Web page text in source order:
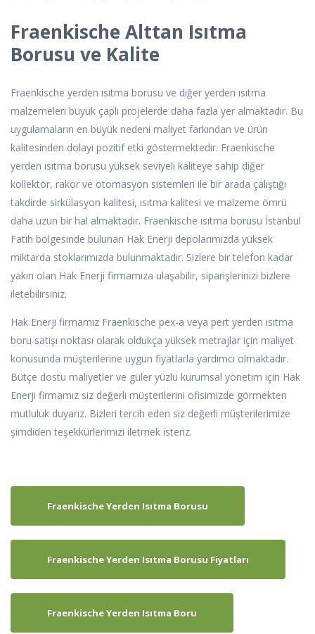
Fraenkische Alttan Isıtma
Borusu ve Kalite
Fraenkische yerden ısıtma borusu ve diğer yerden ısıtma
malzemeleri büyük çaplı projelerde daha fazla yer almaktadır. Bu
uygulamaların en büyük nedeni maliyet farkından ve ürün
kalitesinden dolayı pozitif etki göstermektedir. Fraenkische
yerden ısıtma borusu yüksek seviyeli kaliteye sahip diğer
kollektör, rakor ve otomasyon sistemleri ile bir arada çalıştığı
takdirde sirkülasyon kalitesi, ısıtma kalitesi ve malzeme ömrü
daha uzun bir hal almaktadır. Fraenkische ısıtma borusu İstanbul
Fatih bölgesinde bulunan Hak Enerji depolarımızda yüksek
miktarda stoklarımızda bulunmaktadır. Sizlere bir telefon kadar
yakın olan Hak Enerji firmamıza ulaşabilir, siparişlerinizi bizlere
iletebilirsiniz.
Hak Enerji firmamız Fraenkische pex-a veya pert yerden ısıtma
boru satışı noktası olarak oldukça yüksek metrajlar için maliyet
konusunda müşterilerine uygun fiyatlarla yardımcı olmaktadır.
Bütçe dostu maliyetler ve güler yüzlü kurumsal yönetim için Hak
Enerji firmamız siz değerli müşterilerini ofisimizde görmekten
mutluluk duyarız. Bizleri tercih eden siz değerli müşterilerimize
şimdiden teşekkürlerimizi iletmek isteriz.
Fraenkische Yerden Isıtma Borusu
Fraenkische Yerden Isıtma Borusu Fiyatları
Fraenkische Yerden Isıtma Boru